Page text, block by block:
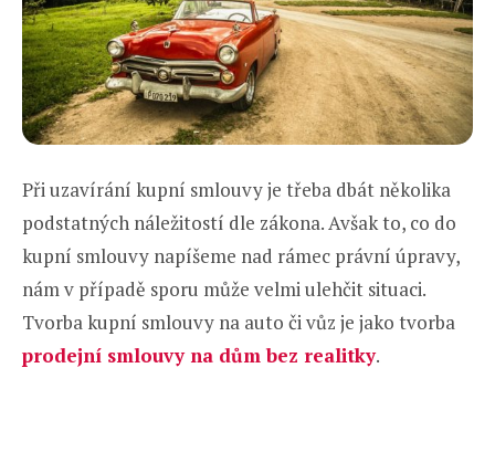
Při uzavírání kupní smlouvy je třeba dbát několika
podstatných náležitostí dle zákona. Avšak to, co do
kupní smlouvy napíšeme nad rámec právní úpravy,
nám v případě sporu může velmi ulehčit situaci.
Tvorba kupní smlouvy na auto či vůz je jako tvorba
prodejní smlouvy na dům bez realitky.